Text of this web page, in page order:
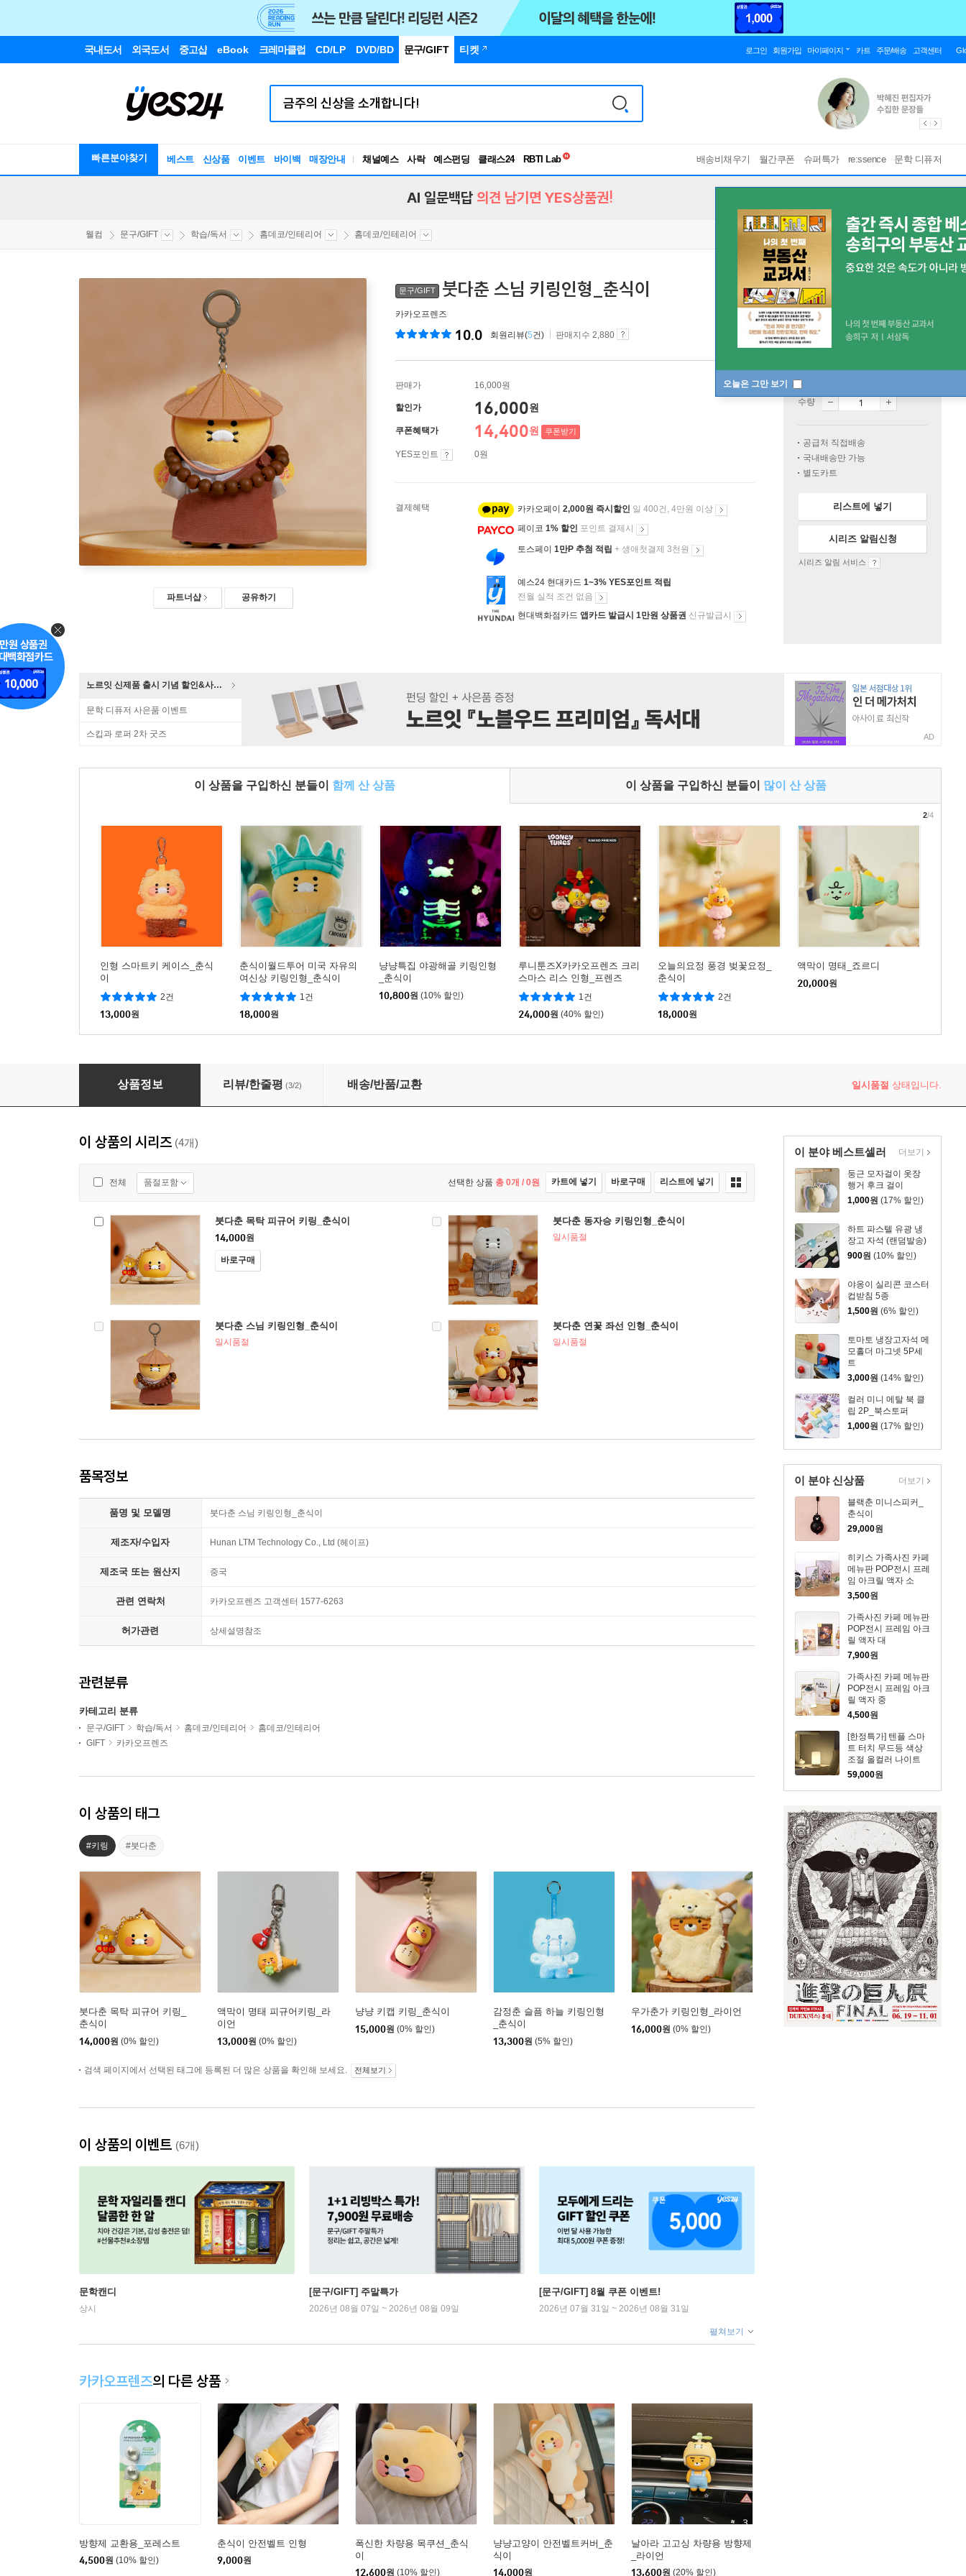
국내도서 외국도서 중고샵 eBook 크레마클럽 CD/LP DVD/BD 문구/GIFT 티켓 로그인 회원가입 마이페이지 카트 주문/배송 고객센터
빠른분야찾기 베스트 신상품 이벤트 바이백 매장안내 채널예스 사락 예스펀딩 클래스24
독서유형검사
배송비채우기 월간쿠폰 슈퍼특가 re:ssence 문학 디퓨저
오늘은 그만 보기
AI 일문백답 의견 남기면 YES상품권!
웰컴 문구/GIFT 학습/독서 홈데코/인테리어 홈데코/인테리어
파트너샵 공유하기
문구/GIFT 붓다춘 스님 키링인형_춘식이
카카오프렌즈
10.0 회원리뷰(5건) 판매지수 2,880
판매가 16,000원
할인가 16,000원
쿠폰혜택가 14,400원 쿠폰받기
YES포인트 0원
결제혜택 카카오페이 2,000원 즉시할인 일 400건, 4만원 이상
페이코 1% 할인 포인트 결제시
토스페이 1만P 추첨 적립 + 생애첫결제 3천원
예스24 현대카드 1~3% YES포인트 적립
전월 실적 조건 없음
현대백화점카드 앱카드 발급시 1만원 상품권 신규발급시
일시품절
수량
공급처 직접배송
국내배송만 가능
별도카트
리스트에 넣기
시리즈 알림신청
시리즈 알림 서비스
노르잇 신제품 출시 기념 할인&사은품 증정!
문학 디퓨저 사은품 이벤트
스킵과 로퍼 2차 굿즈 AD
이 상품을 구입하신 분들이 함께 산 상품 이 상품을 구입하신 분들이 많이 산 상품
인형 스마트키 케이스_춘식
이
2건
13,000원
춘식이월드투어 미국 자유의
여신상 키링인형_춘식이
1건
18,000원
냥냥특집 야광해골 키링인형
_춘식이
10,800원 (10% 할인)
루니툰즈X카카오프렌즈 크리
스마스 리스 인형_프렌즈
1건
24,000원 (40% 할인)
오늘의요정 풍경 벚꽃요정_
춘식이
2건
18,000원
액막이 명태_죠르디
20,000원
2/4
붓다춘 스님 키링인형_춘식이
상품정보 리뷰/한줄평 (3/2) 배송/반품/교환 일시품절 상태입니다.
이 분야 베스트셀러
둥근 모자걸이 옷장
행거 후크 걸이
1,000원 (17% 할인)
하트 파스텔 유광 냉
장고 자석 (랜덤발송)
900원 (10% 할인)
야옹이 실리콘 코스터
컵받침 5종
1,500원 (6% 할인)
토마토 냉장고자석 메
모홀더 마그넷 5P세
트
3,000원 (14% 할인)
컬러 미니 메탈 북 클
립 2P_북스토퍼
1,000원 (17% 할인)
더보기
이 분야 신상품
블랙춘 미니스피커_
춘식이
29,000원
히키스 가족사진 카페
메뉴판 POP전시 프레
임 아크릴 액자 소
3,500원
가족사진 카페 메뉴판
POP전시 프레임 아크
릴 액자 대
7,900원
가족사진 카페 메뉴판
POP전시 프레임 아크
릴 액자 중
4,500원
[한정특가] 텐플 스마
트 터치 무드등 색상
조절 올컬러 나이트
버드 조명 취침등
59,000원
더보기
이 상품의 시리즈 (4개)
전체 품절포함 선택한 상품 총 0개 / 0원 카트에 넣기 바로구매 리스트에 넣기
붓다춘 목탁 피규어 키링_춘식이
14,000원
바로구매
붓다춘 동자승 키링인형_춘식이
일시품절
붓다춘 스님 키링인형_춘식이
일시품절
붓다춘 연꽃 좌선 인형_춘식이
일시품절
품목정보
품명 및 모델명 붓다춘 스님 키링인형_춘식이
제조자/수입자 Hunan LTM Technology Co., Ltd (헤이프)
제조국 또는 원산지 중국
관련 연락처 카카오프렌즈 고객센터 1577-6263
허가관련 상세설명참조
관련분류
카테고리 분류
문구/GIFT 학습/독서 홈데코/인테리어
홈데코/인테리어
GIFT
카카오프렌즈
이 상품의 태그
#키링 #붓다춘
붓다춘 목탁 피규어 키링_
춘식이
14,000원 (0% 할인)
액막이 명태 피규어키링_라
이언
13,000원 (0% 할인)
냥냥 키캡 키링_춘식이
15,000원 (0% 할인)
감정춘 슬픔 하늘 키링인형
_춘식이
13,300원 (5% 할인)
우가춘가 키링인형_라이언
16,000원 (0% 할인)
검색 페이지에서 선택된 태그에 등록된 더 많은 상품을 확인해 보세요. 전체보기
이 상품의 이벤트 (6개)
문학캔디
상시
[문구/GIFT] 주말특가
2026년 08월 07일 ~ 2026년 08월 09일
[문구/GIFT] 8월 쿠폰 이벤트!
2026년 07월 31일 ~ 2026년 08월 31일
펼쳐보기
카카오프렌즈의 다른 상품
방향제 교환용_포레스트
4,500원 (10% 할인)
춘식이 안전벨트 인형
9,000원
폭신한 차량용 목쿠션_춘식
이
12,600원 (10% 할인)
냥냥고양이 안전벨트커버_춘
식이
14,000원
날아라 고고싱 차량용 방향제
_라이언
13,600원 (20% 할인)